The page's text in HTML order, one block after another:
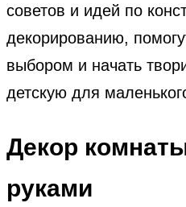
советов и идей по
декорированию,
выбором и начать
детскую для
Декор
руками